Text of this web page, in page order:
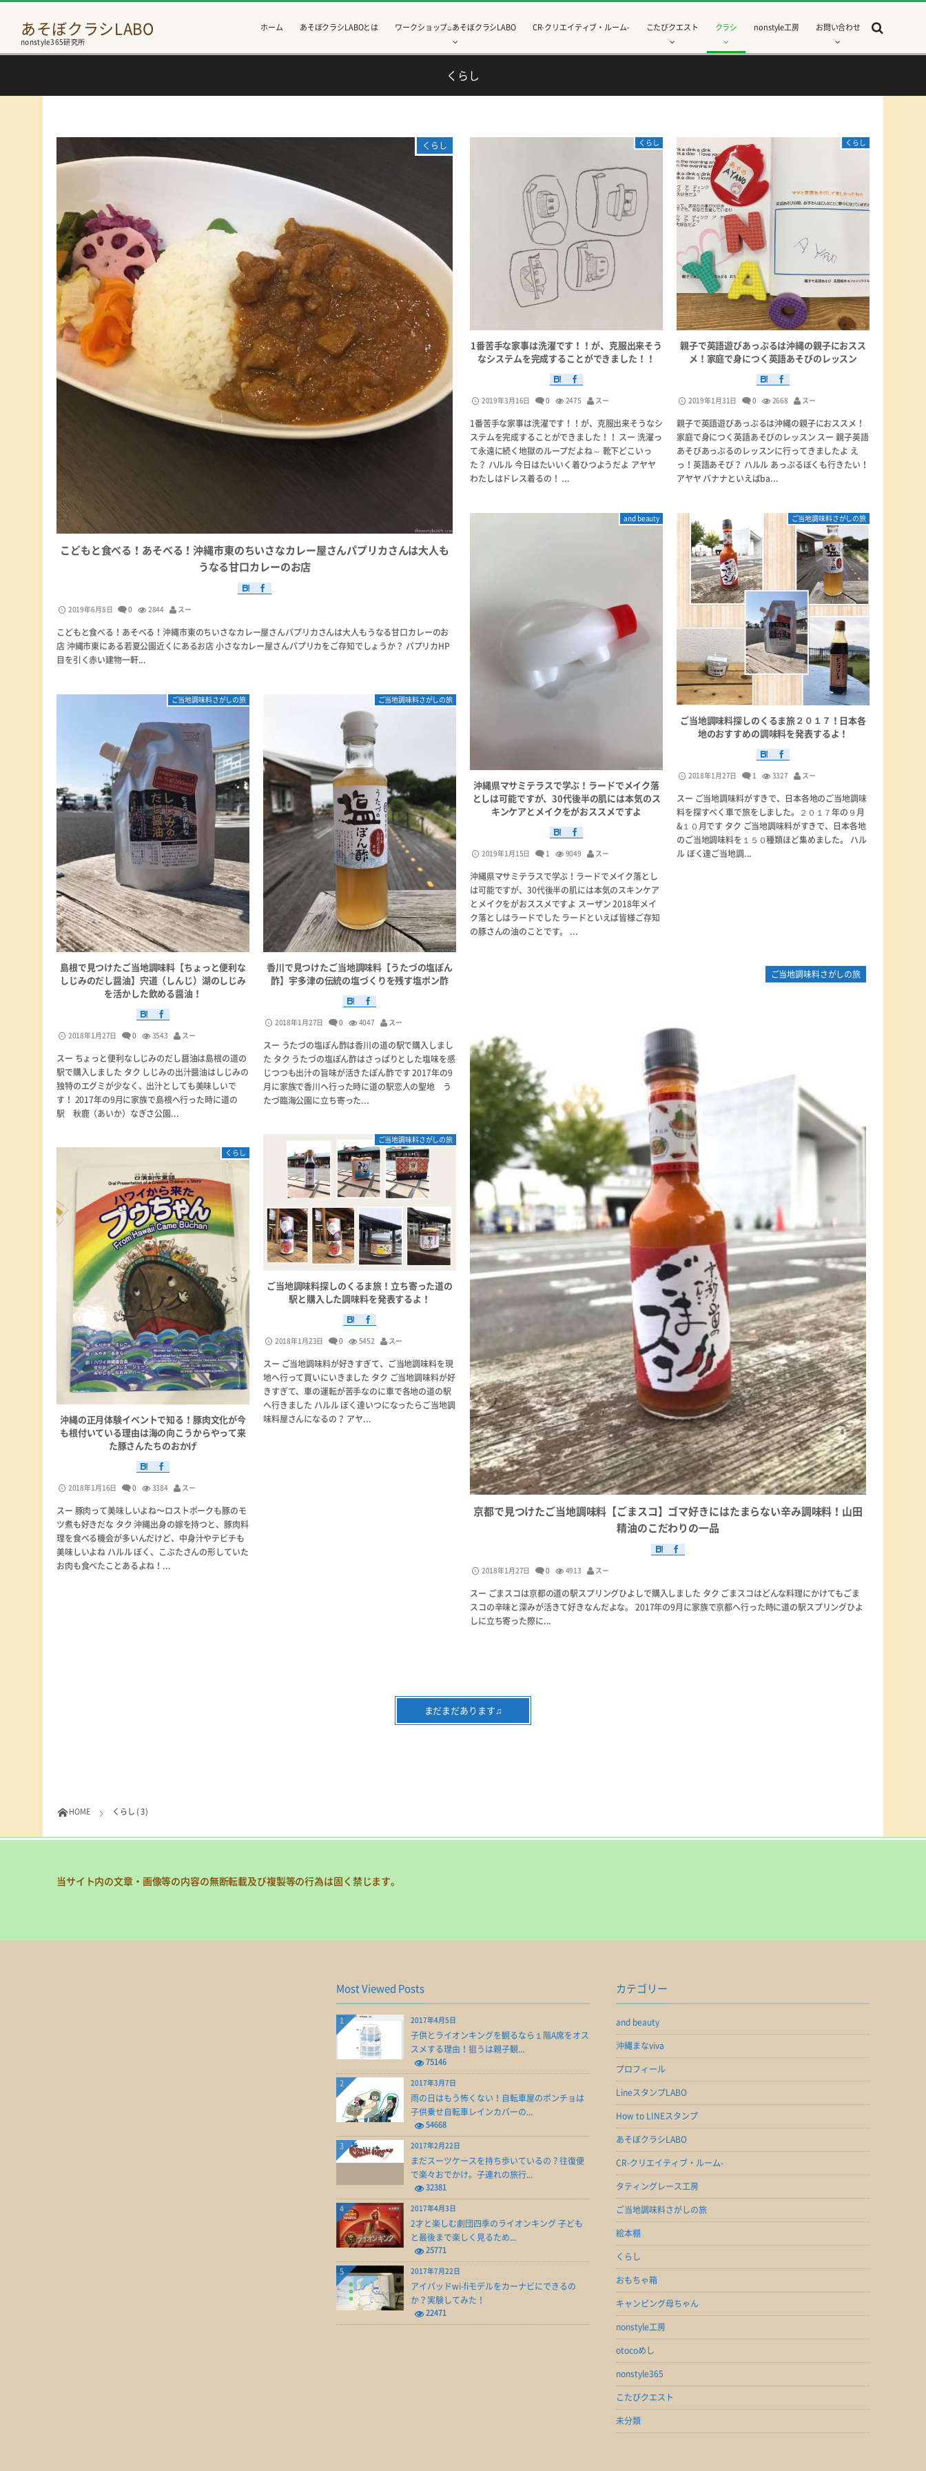
あそぼクラシLABO
nonstyle365研究所
ホーム あそぼクラシLABOとは ワークショップ⌂あそぼクラシLABO CR-クリエイティブ・ルーム- こたびクエスト クラシ nonstyle工房 お問い合わせ
くらし
こどもと食べる！あそべる！沖縄市東のちいさなカレー屋さんパプリカさんは大人も
うなる甘口カレーのお店
2019年6月8日
くらし
0 2844 スー
こどもと食べる！あそべる！沖縄市東のちいさなカレー屋さんパプリカさんは大人もうなる甘口カレーのお
店 沖縄市東にある若夏公園近くにあるお店 小さなカレー屋さんパプリカをご存知でしょうか？ パプリカHP
目を引く赤い建物一軒...
1番苦手な家事は洗濯です！！が、克服出来そう
なシステムを完成することができました！！
2019年3月16日
くらし
0 2475 スー
1番苦手な家事は洗濯です！！が、克服出来そうなシ
ステムを完成することができました！！ スー 洗濯っ
て永遠に続く地獄のループだよね～ 靴下どこいっ
た？ ハルル 今日はたいいく着ひつようだよ アヤヤ
わたしはドレス着るの！ ...
親子で英語遊びあっぷるは沖縄の親子におスス
メ！家庭で身につく英語あそびのレッスン
2019年1月31日
くらし
0 2668 スー
親子で英語遊びあっぷるは沖縄の親子におススメ！
家庭で身につく英語あそびのレッスン スー 親子英語
あそびあっぷるのレッスンに行ってきましたよ え
っ！英語あそび？ ハルル あっぷるぼくも行きたい！
アヤヤ バナナといえばba...
沖縄県マサミテラスで学ぶ！ラードでメイク落
としは可能ですが、30代後半の肌には本気のス
キンケアとメイクをがおススメですよ
2019年1月15日
and beauty
1 9049 スー
沖縄県マサミテラスで学ぶ！ラードでメイク落とし
は可能ですが、30代後半の肌には本気のスキンケア
とメイクをがおススメですよ スーザン 2018年メイ
ク落としはラードでした ラードといえば皆様ご存知
の豚さんの油のことです。 ...
ご当地調味料探しのくるま旅２０１７！日本各
地のおすすめの調味料を発表するよ！
2018年1月27日
ご当地調味料さがしの旅
1 3327 スー
スー ご当地調味料がすきで、日本各地のご当地調味
料を探すべく車で旅をしました。２０１７年の９月
&１０月です タク ご当地調味料がすきで、日本各地
のご当地調味料を１５０種類ほど集めました。 ハル
ル ぼく達ご当地調...
島根で見つけたご当地調味料【ちょっと便利な
しじみのだし醤油】宍道（しんじ）湖のしじみ
を活かした飲める醤油！
2018年1月27日
ご当地調味料さがしの旅
0 3543 スー
スー ちょっと便利なしじみのだし醤油は島根の道の
駅で購入しました タク しじみの出汁醤油はしじみの
独特のエグミが少なく、出汁としても美味しいで
す！ 2017年の9月に家族で島根へ行った時に道の
駅 秋鹿（あいか）なぎさ公園...
香川で見つけたご当地調味料【うたづの塩ぽん
酢】宇多津の伝統の塩づくりを残す塩ポン酢
2018年1月27日
ご当地調味料さがしの旅
0 4047 スー
スー うたづの塩ぽん酢は香川の道の駅で購入しまし
た タク うたづの塩ぽん酢はさっぱりとした塩味を感
じつつも出汁の旨味が活きたぽん酢です 2017年の9
月に家族で香川へ行った時に道の駅恋人の聖地 う
たづ臨海公園に立ち寄った...
京都で見つけたご当地調味料【ごまスコ】ゴマ好きにはたまらない辛み調味料！山田
精油のこだわりの一品
2018年1月27日
ご当地調味料さがしの旅
0 4913 スー
スー ごまスコは京都の道の駅スプリングひよしで購入しました タク ごまスコはどんな料理にかけてもごま
スコの辛味と深みが活きて好きなんだよな。 2017年の9月に家族で京都へ行った時に道の駅スプリングひよ
しに立ち寄った際に...
ご当地調味料探しのくるま旅！立ち寄った道の
駅と購入した調味料を発表するよ！
2018年1月23日
ご当地調味料さがしの旅
0 5452 スー
スー ご当地調味料が好きすぎて、ご当地調味料を現
地へ行って買いにいきました タク ご当地調味料が好
きすぎて、車の運転が苦手なのに車で各地の道の駅
へ行きました ハルル ぼく達いつになったらご当地調
味料屋さんになるの？ アヤ...
沖縄の正月体験イベントで知る！豚肉文化が今
も根付いている理由は海の向こうからやって来
た豚さんたちのおかげ
2018年1月16日
くらし
0 3384 スー
スー 豚肉って美味しいよね〜ロストポークも豚のモ
ツ煮も好きだな タク 沖縄出身の嫁を持つと、豚肉料
理を食べる機会が多いんだけど、中身汁やテビチも
美味しいよね ハルル ぼく、こぶたさんの形していた
お肉も食べたことあるよね！...
まだまだあります♫
HOME くらし ( 3 )
当サイト内の文章・画像等の内容の無断転載及び複製等の行為は固く禁じます。
Most Viewed Posts
2017年4月5日
子供とライオンキングを観るなら１階A席をオス
スメする理由！狙うは親子観...
75146
1
2017年3月7日
雨の日はもう怖くない！自転車屋のポンチョは
子供乗せ自転車レインカバーの...
54668
2
2017年2月22日
まだスーツケースを持ち歩いているの？往復便
で楽々おでかけ。子連れの旅行...
32381
3
2017年4月3日
2才と楽しむ劇団四季のライオンキング 子ども
と最後まで楽しく見るため...
25771
4
2017年7月22日
アイパッドwi-fiモデルをカーナビにできるの
か？実験してみた！
22471
5
カテゴリー
and beauty
沖縄まなviva
プロフィール
LineスタンプLABO
How to LINEスタンプ
あそぼクラシLABO
CR-クリエイティブ・ルーム-
タティングレース工房
ご当地調味料さがしの旅
絵本棚
くらし
おもちゃ箱
キャンピング母ちゃん
nonstyle工房
otocoめし
nonstyle365
こたびクエスト
未分類